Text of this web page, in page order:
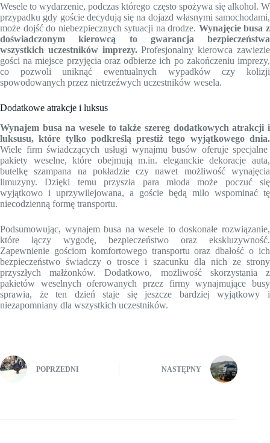
Wesele to wydarzenie, podczas którego często spożywa się alkohol. W
przypadku gdy goście decydują się na dojazd własnymi samochodami,
może dojść do niebezpiecznych sytuacji na drodze. Wynajęcie busa z
doświadczonym kierowcą to gwarancja bezpieczeństwa
wszystkich uczestników imprezy.Profesjonalny kierowca zawiezie
gości na miejsce przyjęcia oraz odbierze ich po zakończeniu imprezy,
co pozwoli uniknąć ewentualnych wypadków czy kolizji
spowodowanych przez nietrzeźwych uczestników wesela.
Dodatkowe atrakcje i luksus
Wynajem busa na wesele to także szereg dodatkowych atrakcji i
luksusu, które tylko podkreślą prestiż tego wyjątkowego dnia.
Wiele firm świadczących usługi wynajmu busów oferuje specjalne
pakiety weselne, które obejmują m.in. eleganckie dekoracje auta,
butelkę szampana na pokładzie czy nawet możliwość wynajęcia
limuzyny. Dzięki temu przyszła para młoda może poczuć się
wyjątkowo i uprzywilejowana, a goście będą miło wspominać tę
niecodzienną formę transportu.
Podsumowując, wynajem busa na wesele to doskonałe rozwiązanie,
które łączy wygodę, bezpieczeństwo oraz ekskluzywność.
Zapewnienie gościom komfortowego transportu oraz dbałość o ich
bezpieczeństwo świadczy o trosce i szacunku dla nich ze strony
przyszłych małżonków. Dodatkowo, możliwość skorzystania z
pakietów weselnych oferowanych przez firmy wynajmujące busy
sprawia, że ten dzień staje się jeszcze bardziej wyjątkowy i
niezapomniany dla wszystkich uczestników.
POPRZEDNI NASTĘPNY